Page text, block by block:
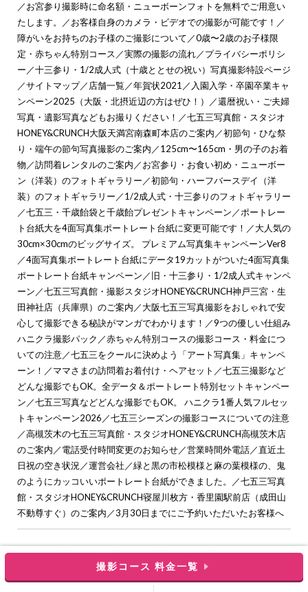
撮影コース 料金一覧
／お宮参り撮影時に命名額・ニューボーンフォトを無料でご用意い
たします。
／お客様自身のカメラ・ビデオでの撮影が可能です！ ／
障がいをお持ちのお子様のご撮影について ／0歳〜2歳のお子様限
定・赤ちゃん特別コース ／実際の撮影の流れ／プライバシーポリシ
ー ／十三参り・1/2成人式（十歳ととせの祝い）写真撮影特設ページ
／サイトマップ／ 店舗一覧 ／年賀状2021 ／ 入園入学・卒園卒業キャ
ンペーン2025（大阪・北摂近辺の方はぜひ！）
／還暦祝い・ご夫婦
写真・遺影写真などもお撮りください！ ／七五三写真館・スタジオ
HONEY&CRUNCH大阪天満宮南森町本店のご案内 ／初節句・ひな祭
り・端午の節句写真撮影のご案内 ／125cm〜165cm・男の子のお着
物 ／訪問着レンタルのご案内 ／お宮参り・お食い初め・ニューボー
ン（洋装）のフォトギャラリー ／初節句・ハーフバースデイ（洋
装）のフォトギャラリー ／1/2成人式・十三参りのフォトギャラリー
／七五三・千歳飴袋と千歳飴プレゼントキャンペーン ／ポートレー
ト台紙大を4面写真集ポートレート台紙に変更可能です！ ／大人気の
30cm×30cmのビッグサイズ。 プレミアム写真集キャンペーンVer8
／4面写真集ポートレート台紙にデータ19カットがついた4面写真集
ポートレート台紙キャンペーン ／旧・十三参り・1/2成人式キャンペ
ーン ／七五三写真館・撮影スタジオHONEY&CRUNCH神戸三宮・生
田神社店（兵庫県）のご案内 ／大阪七五三写真撮影をおしゃれで安
心して撮影できる秘訣がマンガでわかります！ ／9つの優しい仕組み
ハニクラ撮影パック ／赤ちゃん特別コースの撮影コース・料金につ
いての注意／七五三をクールに決めよう「アート写真集」キャンペ
ーン！ ／ママさまの訪問着お着付け・ヘアセット ／七五三撮影など
どんな撮影でもOK。全データ＆ポートレート特別セットキャンペー
ン ／七五三写真などどんな撮影でもOK。 ハニクラ1番人気フルセッ
トキャンペーン2026 ／七五三シーズンの撮影コースについての注意
／高槻茨木の七五三写真館・スタジオHONEY&CRUNCH高槻茨木店
のご案内 ／電話受付時間変更のお知らせ／営業時間外電話／直近土
日祝の空き状況 ／運営会社 ／緑と黒の市松模様と麻の葉模様の、鬼
のようにカッコいいポートレート台紙ができました。
／七五三写真
館・スタジオHONEY&CRUNCH寝屋川枚方・香里園駅前店（成田山
不動尊すぐ）のご案内 ／3月30日までにご予約いただいたお客様へ
c大阪で七五三の子供写真館撮影スタジオなら【ハニーアンドクランチ】. all rights